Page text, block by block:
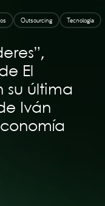
Outsourcing Tecnología
El
su última
Iván